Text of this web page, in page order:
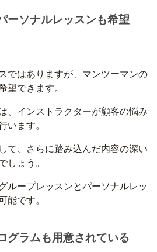
ーソナルレッスンも希望
ではありますが、マンツーマンの
望できます。
、インストラクターが顧客の悩み
います。
て、さらに踏み込んだ内容の深い
しょう。
ループレッスンとパーソナルレッ
能です。
グラムも用意されている